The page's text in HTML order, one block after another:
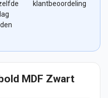
klantbeoordeling
MDF Zwart